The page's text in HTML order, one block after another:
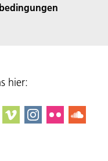
hier: